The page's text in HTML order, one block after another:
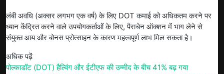
लंबी अवधि (अक्सर लगभग एक वर्ष) के लिए DOT कमाई को अधिकतम करने पर
ध्यान केंद्रित करने वाले उपयोगकर्ताओं के लिए, पैराचेन ऑक्शन में भाग लेने से
संयुक्त आय और बोनस प्रोत्साहन के कारण महत्वपूर्ण लाभ मिल सकता है।
अधिक पढ़ें
पोल्काडॉट (DOT) हैल्विंग और ईटीएफ की उम्मीद के बीच 41% बढ़ गया